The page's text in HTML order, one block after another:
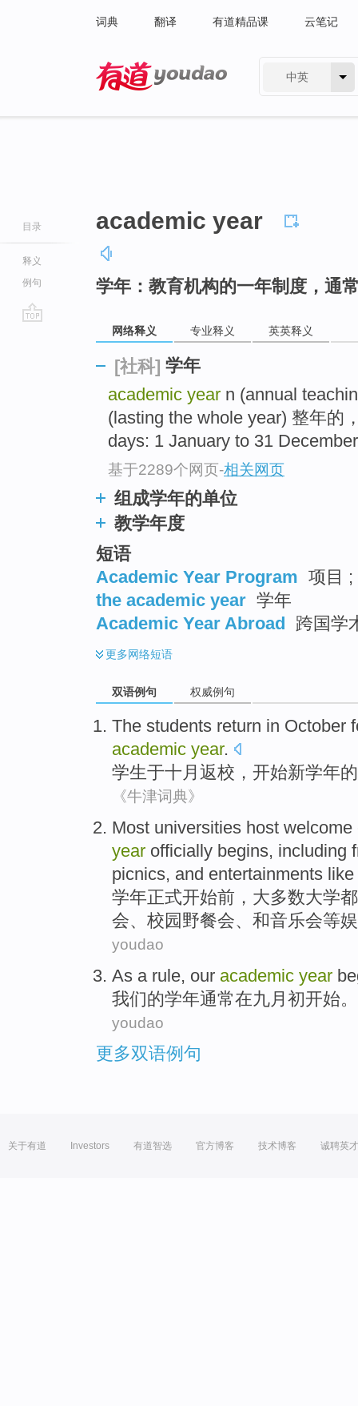
词典 翻译 有道精品课 云笔记
中英
目录
释义
例句
academic year
学年：教育机构的一年制度，通
网络释义 专业释义 英英释义
[社科] 学年
academic year n (annual
(lasting the whole year) 整年的
days: 1 January to 31
基于2289个网页-相关网页
组成学年的单位
教学年度
短语
Academic Year Program 项目 ;
the academic year 学年
Academic Year Abroad 跨国学
更多网络短语
双语例句 权威例句
The students return in October
academic year.
学生于十月返校 ， 开始新学年的
《牛津词典》
Most universities host
year officially begins, including
picnics, and entertainments
学年正式开始前，大多数大学
会、校园野餐会、和音乐会等
youdao
As a rule, our academic year
我们的学年通常在九月 初开始。
youdao
更多双语例句
关于有道 Investors 有道智选 官方博客 技术博客 诚聘英才